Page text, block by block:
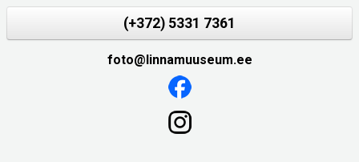
(+372) 5331 7361
foto@linnamuuseum.ee